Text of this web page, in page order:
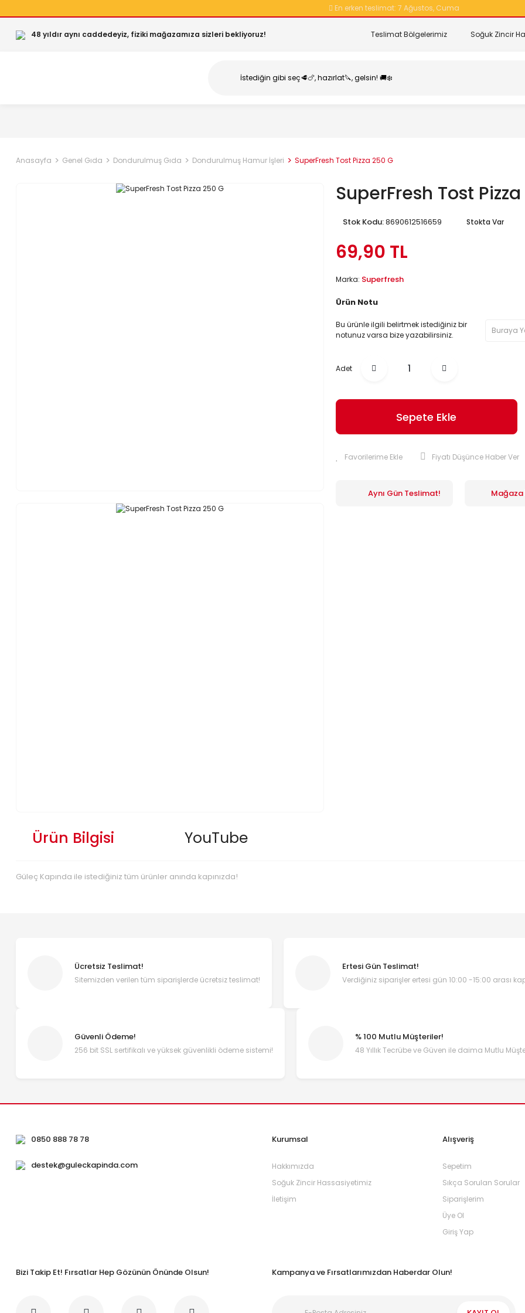
En erken teslimat: 7 Ağustos, Cuma
48 yıldır aynı caddedeyiz, fiziki mağazamıza sizleri bekliyoruz! Teslimat Bölgelerimiz Soğuk Zincir
Anasayfa Genel Gıda Dondurulmuş Gıda Dondurulmuş Hamur İşleri SuperFresh Tost Pizza 250 G
SuperFresh Tost
Stok Kodu:8690612516659 Stokta Var
69,90 TL
Marka: Superfresh
Ürün Notu
Bu ürünle ilgili belirtmek istediğiniz bir
notunuz varsa bize yazabilirsiniz.
Adet
Sepete Ekle
Fiyatı Düşünce Haber Ver
Aynı Gün Teslimat! Mağaza
Ürün Bilgisi YouTube
Güleç Kapında ile istediğiniz tüm ürünler anında kapınızda!
Ücretsiz Teslimat!
Sitemizden verilen tüm siparişlerde ücretsiz teslimat!
Ertesi Gün Teslimat!
Verdiğiniz siparişler ertesi gün 10:00 -15:00 arası
Güvenli Ödeme!
256 bit SSL sertifikalı ve yüksek güvenlikli ödeme sistemi!
% 100 Mutlu Müşteriler!
48 Yıllık Tecrübe ve Güven ile daima Mutlu
0850 888 78 78
destek@guleckapinda.com
Kurumsal
Hakkımızda
Soğuk Zincir Hassasiyetimiz
İletişim
Alışveriş
Sepetim
Sıkça Sorulan Sorular
Siparişlerim
Üye Ol
Giriş Yap
Bizi Takip Et! Fırsatlar Hep Gözünün Önünde Olsun! Kampanya ve Fırsatlarımızdan Haberdar Olun!